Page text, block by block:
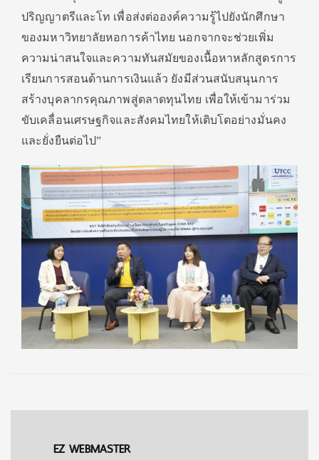
ปริญญาตรีและโท เพื่อส่งต่อองค์ความรู้ไปยังนักศึกษา
ของมหาวิทยาลัยหอการค้าไทย นอกจากจะช่วยเพิ่ม
ความน่าสนใจและความทันสมัยของเนื้อหาหลักสูตรการ
เรียนการสอนด้านการเงินแล้ว ยังมีส่วนสนับสนุนการ
สร้างบุคลากรคุณภาพสู่ตลาดทุนไทย เพื่อให้เข้ามาร่วม
ขับเคลื่อนเศรษฐกิจและสังคมไทยให้เติบโตอย่างมั่นคง
และยั่งยืนต่อไป”
EZ WEBMASTER